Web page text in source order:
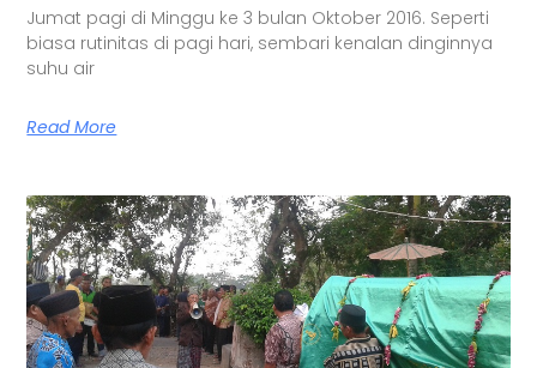
Jumat pagi di Minggu ke 3 bulan Oktober 2016. Seperti
biasa rutinitas di pagi hari, sembari kenalan dinginnya
suhu air
Read More